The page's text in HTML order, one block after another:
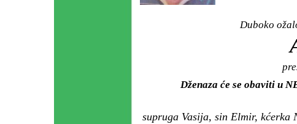
Duboko
Dženaza će se obaviti u
supruga Vasija, sin Elmir, kćerka